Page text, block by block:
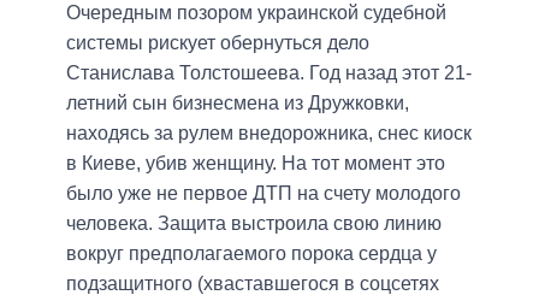
Очередным позором украинской судебной
системы рискует обернуться дело
Станислава Толстошеева. Год назад этот 21-
летний сын бизнесмена из Дружковки,
находясь за рулем внедорожника, снес киоск
в Киеве, убив женщину. На тот момент это
было уже не первое ДТП на счету молодого
человека. Защита выстроила свою линию
вокруг предполагаемого порока сердца у
подзащитного (хваставшегося в соцсетях